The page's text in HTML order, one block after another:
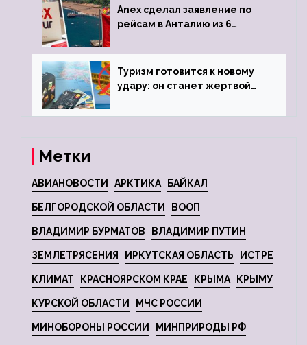
Anex сделал заявление по
рейсам в Анталию из 6
Туризм готовится к новому
удару: он станет жертвой
Метки
АВИАНОВОСТИ АРКТИКА БАЙКАЛ
БЕЛГОРОДСКОЙ ОБЛАСТИ ВООП
ВЛАДИМИР БУРМАТОВ ВЛАДИМИР ПУТИН
ЗЕМЛЕТРЯСЕНИЯ ИРКУТСКАЯ ОБЛАСТЬ ИСТРЕ
КЛИМАТ КРАСНОЯРСКОМ КРАЕ КРЫМА КРЫМУ
КУРСКОЙ ОБЛАСТИ МЧС РОССИИ
МИНОБОРОНЫ РОССИИ МИНПРИРОДЫ РФ